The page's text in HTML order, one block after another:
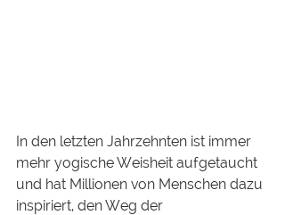
In den letzten Jahrzehnten ist immer
mehr yogische Weisheit aufgetaucht
und hat Millionen von Menschen dazu
inspiriert, den Weg der